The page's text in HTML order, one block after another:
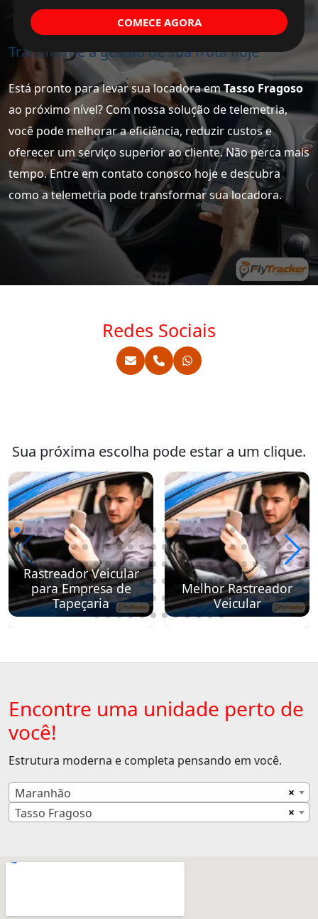
Transforme a gestão de sua frota hoje
Está pronto para levar sua locadora emTasso Fragoso
ao próximo nível? Com nossa solução de telemetria,
você pode melhorar a eficiência, reduzir custos e
oferecer um serviço superior ao cliente. Não perca mais
tempo. Entre em contato conosco hoje e descubra
como a telemetria pode transformar sua locadora.
COMECE AGORA
Redes Sociais
Sua próxima escolha pode estar a um clique.
Rastreador Veicular
para Empresa de
Tapeçaria
Melhor Rastreador
Veicular
Encontre uma unidade perto de
você!
Estrutura moderna e completa pensando em você.
×
Maranhão
×
Tasso Fragoso